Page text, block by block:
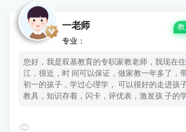
一老师 教
专业：
您好，我是双基教育的专职家教老师，我现在
江，很近，时 间可以保证，做家教一年多了，
初一的孩子，学过心理学， 可以很好的走进孩
教具，知识存着，闪卡，评优表，激发孩 子的